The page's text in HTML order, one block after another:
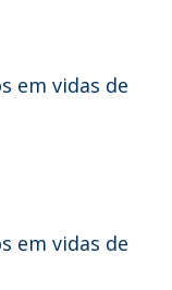
em vidas de
em vidas de